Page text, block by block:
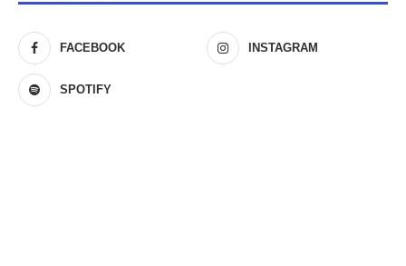
FACEBOOK INSTAGRAM
SPOTIFY